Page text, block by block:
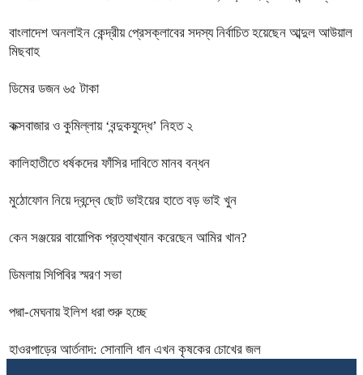
বাংলাদেশ অনলাইন কেন্দ্রীয় প্রেসক্লাবের সদস্য নির্বাচিত হয়েছেন আব্দুল আউয়াল
মিছবাহ
ডিমের ডজন ৬৫ টাকা
কক্সবাজার ও কুমিল্লায় ‘বন্দুকযুদ্ধে’ নিহত ২
কালিহাতীতে ধর্ষকদের ফাঁসির দাবিতে মানব বন্ধন
মুঠোফোন নিয়ে দ্বন্দ্বে ছোট ভাইয়ের হাতে বড় ভাই খুন
কেন সঞ্জয়ের বায়োপিক প্রত্যাখ্যান করেছেন আমির খান?
ডিমলায় সিপিবির স্মরণ সভা
পদ্মা-মেঘনায় ইলিশ ধরা শুরু হচ্ছে
হাওরপাড়ের আর্তনাদ: সোনালি ধান এখন কৃষকের চোখের জল